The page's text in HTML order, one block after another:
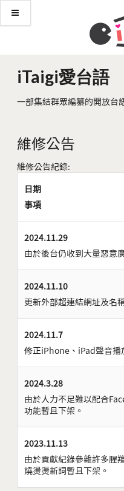
iTaigi愛台語
一部集結群眾編纂的開放台
維修公告
維修公告紀錄:
日期
事項
2024.11.29
由於後台仍收到大量惡意
2024.11.10
更新外部超連結網址及名
2024.11.7
修正iPhone、iPad聲音播
2024.3.28
由於人力不足難以配合
功能暫且下架。
2023.11.13
由於貢獻紀錄參雜許多腥
燒燙燙新詞暫且下架。